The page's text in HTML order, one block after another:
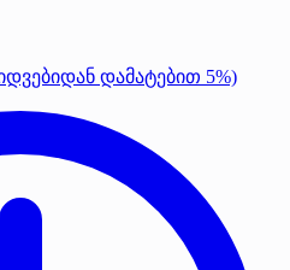
დამატებით 5%)